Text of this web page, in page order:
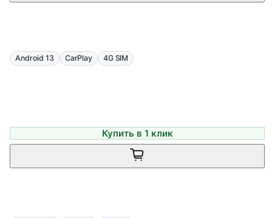
Android 13 CarPlay 4G SIM
Купить в 1 клик